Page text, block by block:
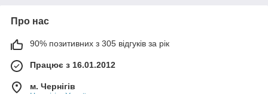
Про нас
90% позитивних з 305 відгуків за рік
Працює з 16.01.2012
м. Чернігів